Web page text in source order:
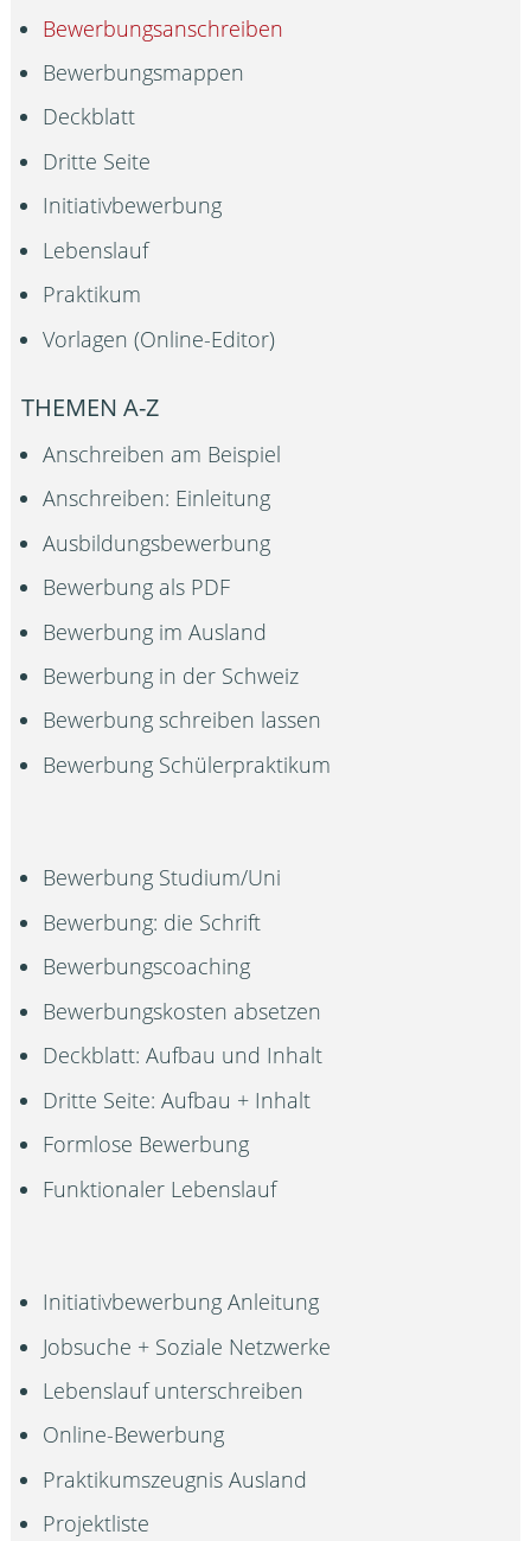
Bewerbungsanschreiben
Bewerbungsmappen
Deckblatt
Dritte Seite
Initiativbewerbung
Lebenslauf
Praktikum
Vorlagen (Online-Editor)
THEMEN A-Z
Anschreiben am Beispiel
Anschreiben: Einleitung
Ausbildungsbewerbung
Bewerbung als PDF
Bewerbung im Ausland
Bewerbung in der Schweiz
Bewerbung schreiben lassen
Bewerbung Schülerpraktikum
Bewerbung Studium/Uni
Bewerbung: die Schrift
Bewerbungscoaching
Bewerbungskosten absetzen
Deckblatt: Aufbau und Inhalt
Dritte Seite: Aufbau + Inhalt
Formlose Bewerbung
Funktionaler Lebenslauf
Initiativbewerbung Anleitung
Jobsuche + Soziale Netzwerke
Lebenslauf unterschreiben
Online-Bewerbung
Praktikumszeugnis Ausland
Projektliste